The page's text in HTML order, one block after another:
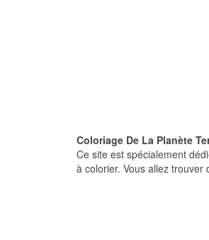
Coloriage De La Planète
Ce site est spécialement
à colorier. Vous allez